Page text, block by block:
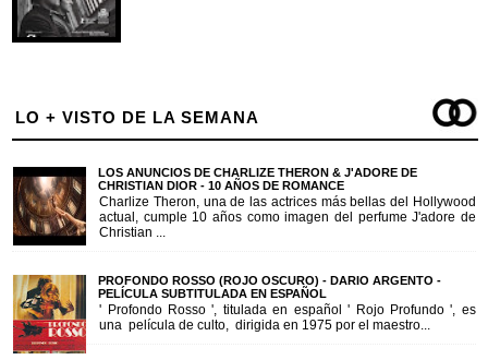
LO + VISTO DE LA SEMANA
LOS ANUNCIOS DE CHARLIZE THERON & J'ADORE DE
CHRISTIAN DIOR - 10 AÑOS DE ROMANCE
Charlize Theron, una de las actrices más bellas del Hollywood
actual, cumple 10 años como imagen del perfume J'adore de
Christian ...
PROFONDO ROSSO (ROJO OSCURO) - DARIO ARGENTO -
PELÍCULA SUBTITULADA EN ESPAÑOL
' Profondo Rosso ', titulada en español ' Rojo Profundo ', es
una película de culto, dirigida en 1975 por el maestro...